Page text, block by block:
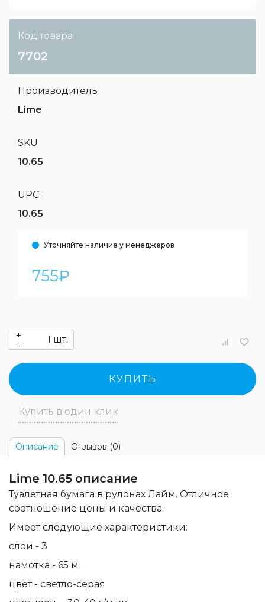
Код товара
7702
Производитель
Lime
SKU
10.65
UPC
10.65
Уточняйте наличие у менеджеров
755₽
+
-
шт.
КУПИТЬ
Купить в один клик
Описание Отзывов (0)
Lime 10.65 описание
Туалетная бумага в рулонах Лайм. Отличное
соотношение цены и качества.
Имеет следующие характеристики:
слои - 3
намотка - 65 м
цвет - светло-серая